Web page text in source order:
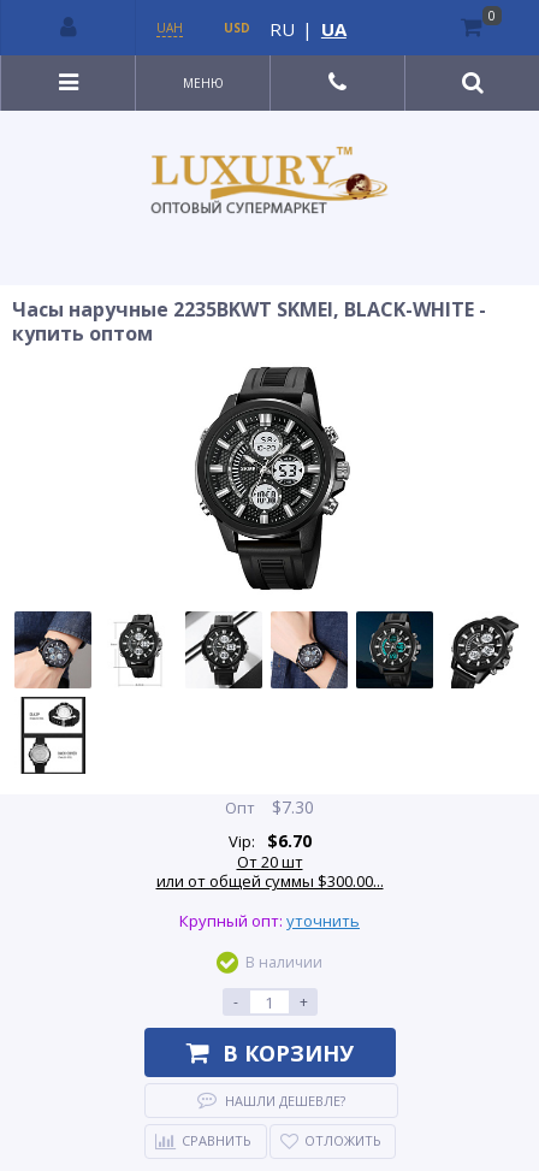
МЕНЮ
Часы наручные 2235BKWT SKMEI, BLACK-WHITE -
купить оптом
Опт $7.30
Vip: $6.70
От 20 шт
или от общей суммы $300.00...
Крупный опт: уточнить
В наличии
-
+
В КОРЗИНУ
НАШЛИ ДЕШЕВЛЕ?
СРАВНИТЬ ОТЛОЖИТЬ
UAH USD RU | UA
0